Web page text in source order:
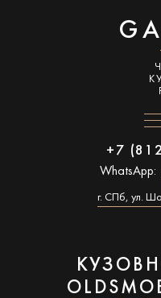
+7
WhatsApp:
г. СПб, ул.